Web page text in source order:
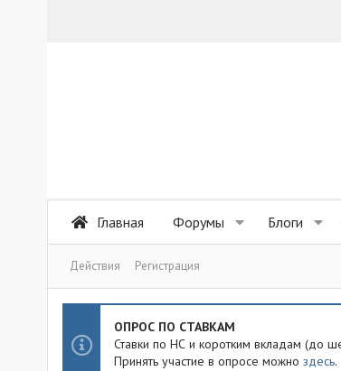
Главная Форумы Блоги
Действия Регистрация
ОПРОС ПО СТАВКАМ
Ставки по НС и коротким вкладам (до
Принять участие в опросе можно здесь.